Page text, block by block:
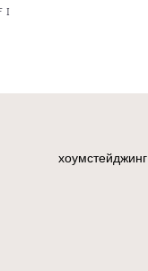
хоумстейджинг